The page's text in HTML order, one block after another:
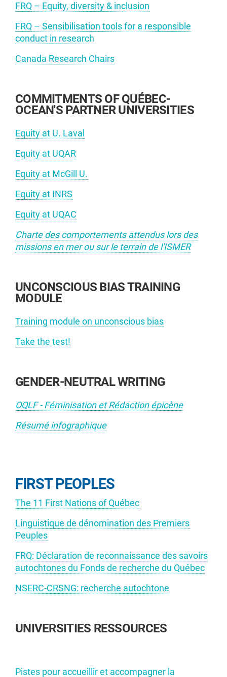
FRQ – Equity, diversity & inclusion
FRQ – Sensibilisation tools for a responsible
conduct in research
Canada Research Chairs
COMMITMENTS OF QUÉBEC-
OCEAN'S PARTNER UNIVERSITIES
Equity at U. Laval
Equity at UQAR
Equity at McGill U.
Equity at INRS
Equity at UQAC
Charte des comportements attendus lors des
missions en mer ou sur le terrain de l'ISMER
UNCONSCIOUS BIAS TRAINING
MODULE
Training module on unconscious bias
Take the test!
GENDER-NEUTRAL WRITING
OQLF - Féminisation et Rédaction épicène
Résumé infographique
FIRST PEOPLES
The 11 First Nations of Québec
Linguistique de dénomination des Premiers
Peuples
FRQ: Déclaration de reconnaissance des savoirs
autochtones du Fonds de recherche du Québec
NSERC-CRSNG: recherche autochtone
UNIVERSITIES RESSOURCES
Pistes pour accueillir et accompagner la